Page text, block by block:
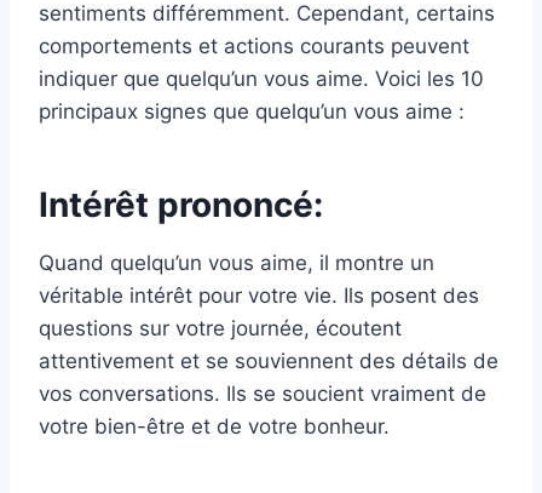
sentiments différemment. Cependant, certains
comportements et actions courants peuvent
indiquer que quelqu’un vous aime. Voici les 10
principaux signes que quelqu’un vous aime :
Intérêt prononcé:
Quand quelqu’un vous aime, il montre un
véritable intérêt pour votre vie. Ils posent des
questions sur votre journée, écoutent
attentivement et se souviennent des détails de
vos conversations. Ils se soucient vraiment de
votre bien-être et de votre bonheur.